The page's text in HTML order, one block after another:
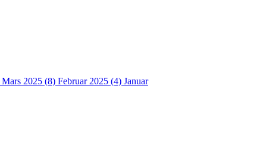
Mars 2025 (8) Februar 2025 (4) Januar